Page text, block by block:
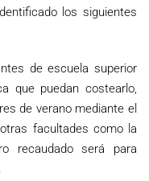
los siguientes
de escuela superior
que puedan costearlo,
de verano mediante el
facultades como la
recaudado será para